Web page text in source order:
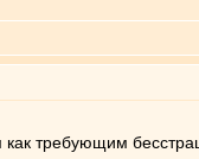
требующим